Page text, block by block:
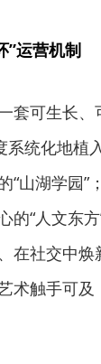
”运营机制
套可生长
系统化地
山湖学园
的“人文东
社交中焕
触手可及